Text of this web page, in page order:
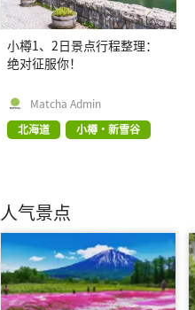
小樽1、2日景点行程整理：
绝对征服你！
Matcha Admin
北海道
小樽・新雪谷
人气景点